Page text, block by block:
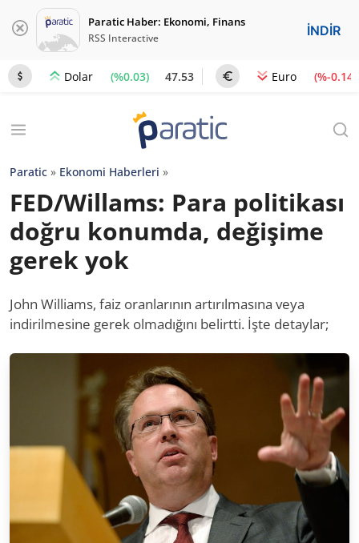
Paratic Haber: Ekonomi, Finans
RSS Interactive İNDİR
Dolar (%0.03) 47.53 Euro (%-0.14)
Paratic » Ekonomi Haberleri »
FED/Willams: Para politikası
doğru konumda, değişime
gerek yok
John Williams, faiz oranlarının artırılmasına veya
indirilmesine gerek olmadığını belirtti. İşte detaylar;